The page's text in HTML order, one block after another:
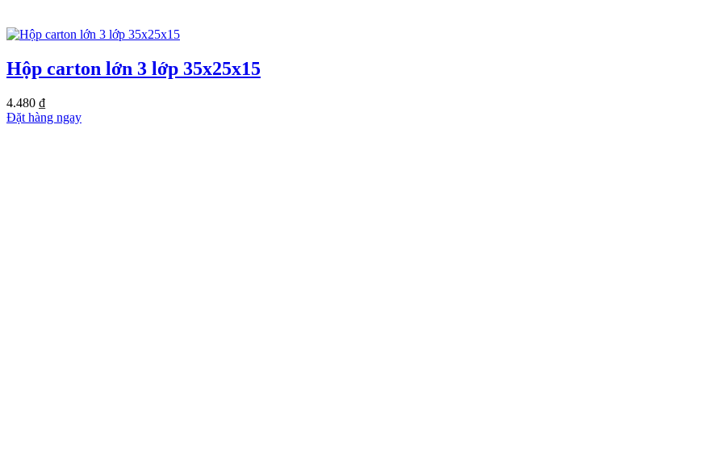
Hộp carton lớn 3 lớp 35x25x15
4.480 ₫
Đặt hàng ngay